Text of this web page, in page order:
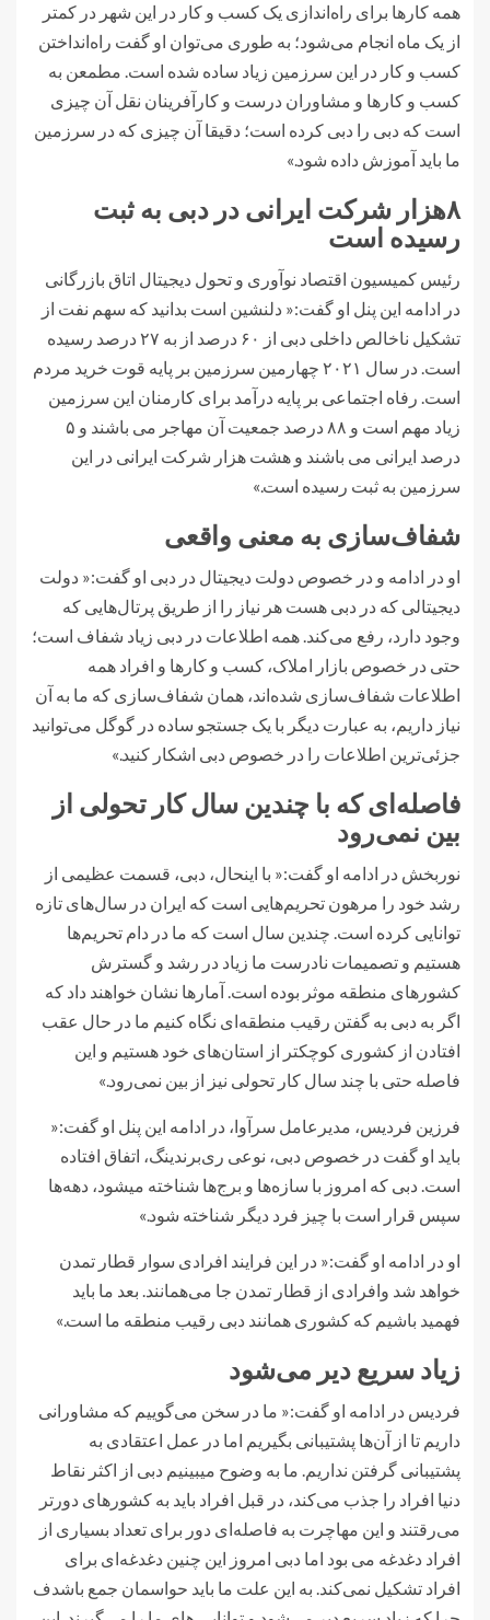
همه کارها برای راه‌اندازی یک کسب و کار در این شهر در کمتر
از یک ماه انجام می‌شود؛ به طوری می‌توان او گفت راه‌انداختن
کسب و کار در این سرزمین زیاد ساده شده‌ است. مطمعن به
کسب و کارها و مشاوران درست و کارآفرینان نقل آن چیزی
است که دبی را دبی کرده است؛ دقیقا آن چیزی که در سرزمین
ما باید آموزش داده شود.»
۸هزار شرکت ایرانی در دبی به ثبت
رسیده است
رئیس کمیسیون اقتصاد نوآوری و تحول دیجیتال اتاق بازرگانی
در ادامه این پنل او گفت:« دلنشین است بدانید که سهم نفت از
تشکیل ناخالص داخلی دبی از ۶۰ درصد از به ۲۷ درصد رسیده
است. در سال ۲۰۲۱ چهارمین سرزمین بر پایه قوت خرید مردم
است. رفاه اجتماعی بر پایه درآمد برای کارمنان این سرزمین
زیاد مهم است و ۸۸ درصد جمعیت آن مهاجر می باشند و ۵
درصد ایرانی می باشند و هشت هزار شرکت ایرانی در این
سرزمین به ثبت رسیده‌ است.»
شفاف‌سازی به معنی واقعی
او در ادامه و در خصوص دولت دیجیتال در دبی او گفت:« دولت
دیجیتالی که در دبی هست هر نیاز را از طریق پرتال‌هایی که
وجود دارد، رفع می‌کند. همه اطلاعات در دبی زیاد شفاف است؛
حتی در خصوص بازار املاک، کسب و کارها و افراد همه
اطلاعات شفاف‌سازی شده‌اند، همان شفاف‌سازی که ما به آن
نیاز داریم، به عبارت دیگر با یک جستجو ساده در گوگل می‌توانید
جزئی‌ترین اطلاعات را در خصوص دبی اشکار کنید.»
فاصله‌ای که با چندین سال کار تحولی از
بین نمی‌رود
نوربخش در ادامه او گفت:« با اینحال، دبی، قسمت عظیمی از
رشد خود را مرهون تحریم‌هایی است که ایران در سال‌های تازه
توانایی کرده است. چندین سال است که ما در دام تحریم‌ها
هستیم و تصمیمات نادرست ما زیاد در رشد و گسترش
کشورهای منطقه موثر بوده است. آمارها نشان خواهند داد که
اگر به دبی به گفتن رقیب منطقه‌ای نگاه کنیم ما در حال عقب
افتادن از کشوری کوچکتر از استان‌های خود هستیم و این
فاصله حتی با چند سال کار تحولی نیز از بین نمی‌رود.»
فرزین فردیس، مدیرعامل سرآوا، در ادامه این پنل او گفت:«
باید او گفت در خصوص دبی، نوعی ری‌برندینگ، اتفاق افتاده
است. دبی که امروز با سازه‌ها و برج‌ها شناخته میشود، دهه‌ها
سپس قرار است با چیز فرد دیگر شناخته شود.»
او در ادامه او گفت:« در این فرایند افرادی سوار قطار تمدن
خواهد شد وافرادی از قطار تمدن جا می‌همانند. بعد ما باید
فهمید باشیم که کشوری همانند دبی رقیب منطقه ما است.»
زیاد سریع دیر می‌شود
فردیس در ادامه او گفت:« ما در سخن می‌گوییم که مشاورانی
داریم تا از آن‌ها پشتیبانی بگیریم اما در عمل اعتقادی به
پشتیبانی گرفتن نداریم. ما به وضوح میبینیم دبی از اکثر نقاط
دنیا افراد را جذب می‌کند، در قبل افراد باید به کشورهای دورتر
می‌رقتند و این مهاچرت به فاصله‌ای دور برای تعداد بسیاری از
افراد دغدغه می بود اما دبی امروز این چنین دغدغه‌ای برای
افراد تشکیل نمی‌کند. به این علت ما باید حواسمان جمع باشدف